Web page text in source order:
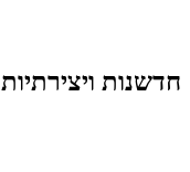
חדשנות ויצירתיות